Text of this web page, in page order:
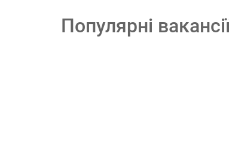
Популярні